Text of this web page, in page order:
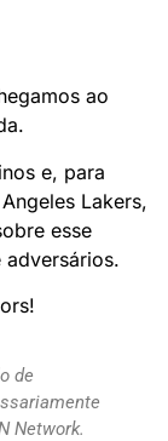
ao
e, para
Lakers,
esse
adversários.
de
Network.